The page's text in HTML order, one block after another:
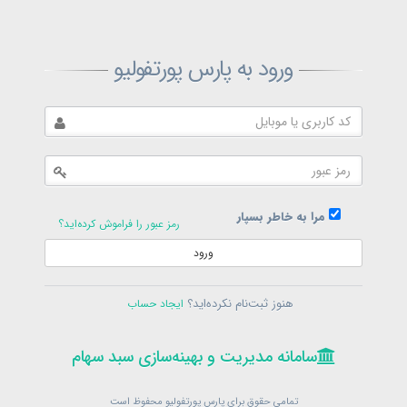
ورود به پارس پورتفولیو
مرا به خاطر بسپار
رمز عبور را فراموش کرده‌اید؟
ورود
هنوز ثبت‌نام نکرده‌اید؟ ایجاد حساب
سامانه مدیریت و بهینه‌سازی سبد سهام
تمامی حقوق برای پارس پورتفولیو محفوظ است
ثبت‌نام پارس پورتفولیو
ثبت‌نام
در حال حاضر عضو هستید؟فرم ورود
سامانه مدیریت و بهینه‌سازی سبد سهام
بازیابی رمز پارس پورتفولیو
در حال حاضر عضو هستید؟
سامانه مدیریت و بهینه‌سازی سبد سهام
تمامی حقوق برای پارس پورتفولیو محفوظ است